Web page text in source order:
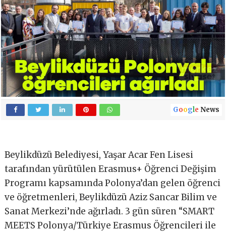
Google News
Beylikdüzü Belediyesi, Yaşar Acar Fen Lisesi
tarafından yürütülen Erasmus+ Öğrenci Değişim
Programı kapsamında Polonya’dan gelen öğrenci
ve öğretmenleri, Beylikdüzü Aziz Sancar Bilim ve
Sanat Merkezi’nde ağırladı. 3 gün süren “SMART
MEETS Polonya/Türkiye Erasmus Öğrencileri ile